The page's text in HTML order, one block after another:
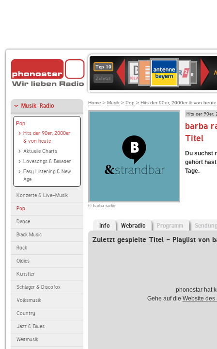
Top 10
Zuletzt
Deutschlandfunk
80er
90er
OLDIE
ANTENNE
SWR3
WDR
4
BR-
KLASSIK
Deutschlandfunk
KulturBAYERN
2
SWR
Kultur
NDR
2
Musik-Radio
Pop
Hits der 90er, 2000er
& von heute
Aktuelle Charts
Lovesongs & Balladen
Easy Listening & New
Age
Konzerte & Live-Musik
Pop
Dance
Black Music
Rock
Oldies
Künstler
Schlager & Discofox
Volksmusik
Country
Jazz & Blues
Weltmusik
Home > Musik > Pop > Hits der 90er, 2000er & von heute
© barba radio
Hits der 90er,
barba
Titel
Du suchst
gehört
Tage.
Info Webradio Programm
Zuletzt gespielte Titel - Playlist von
phonostar hat
Gehe auf die Website des